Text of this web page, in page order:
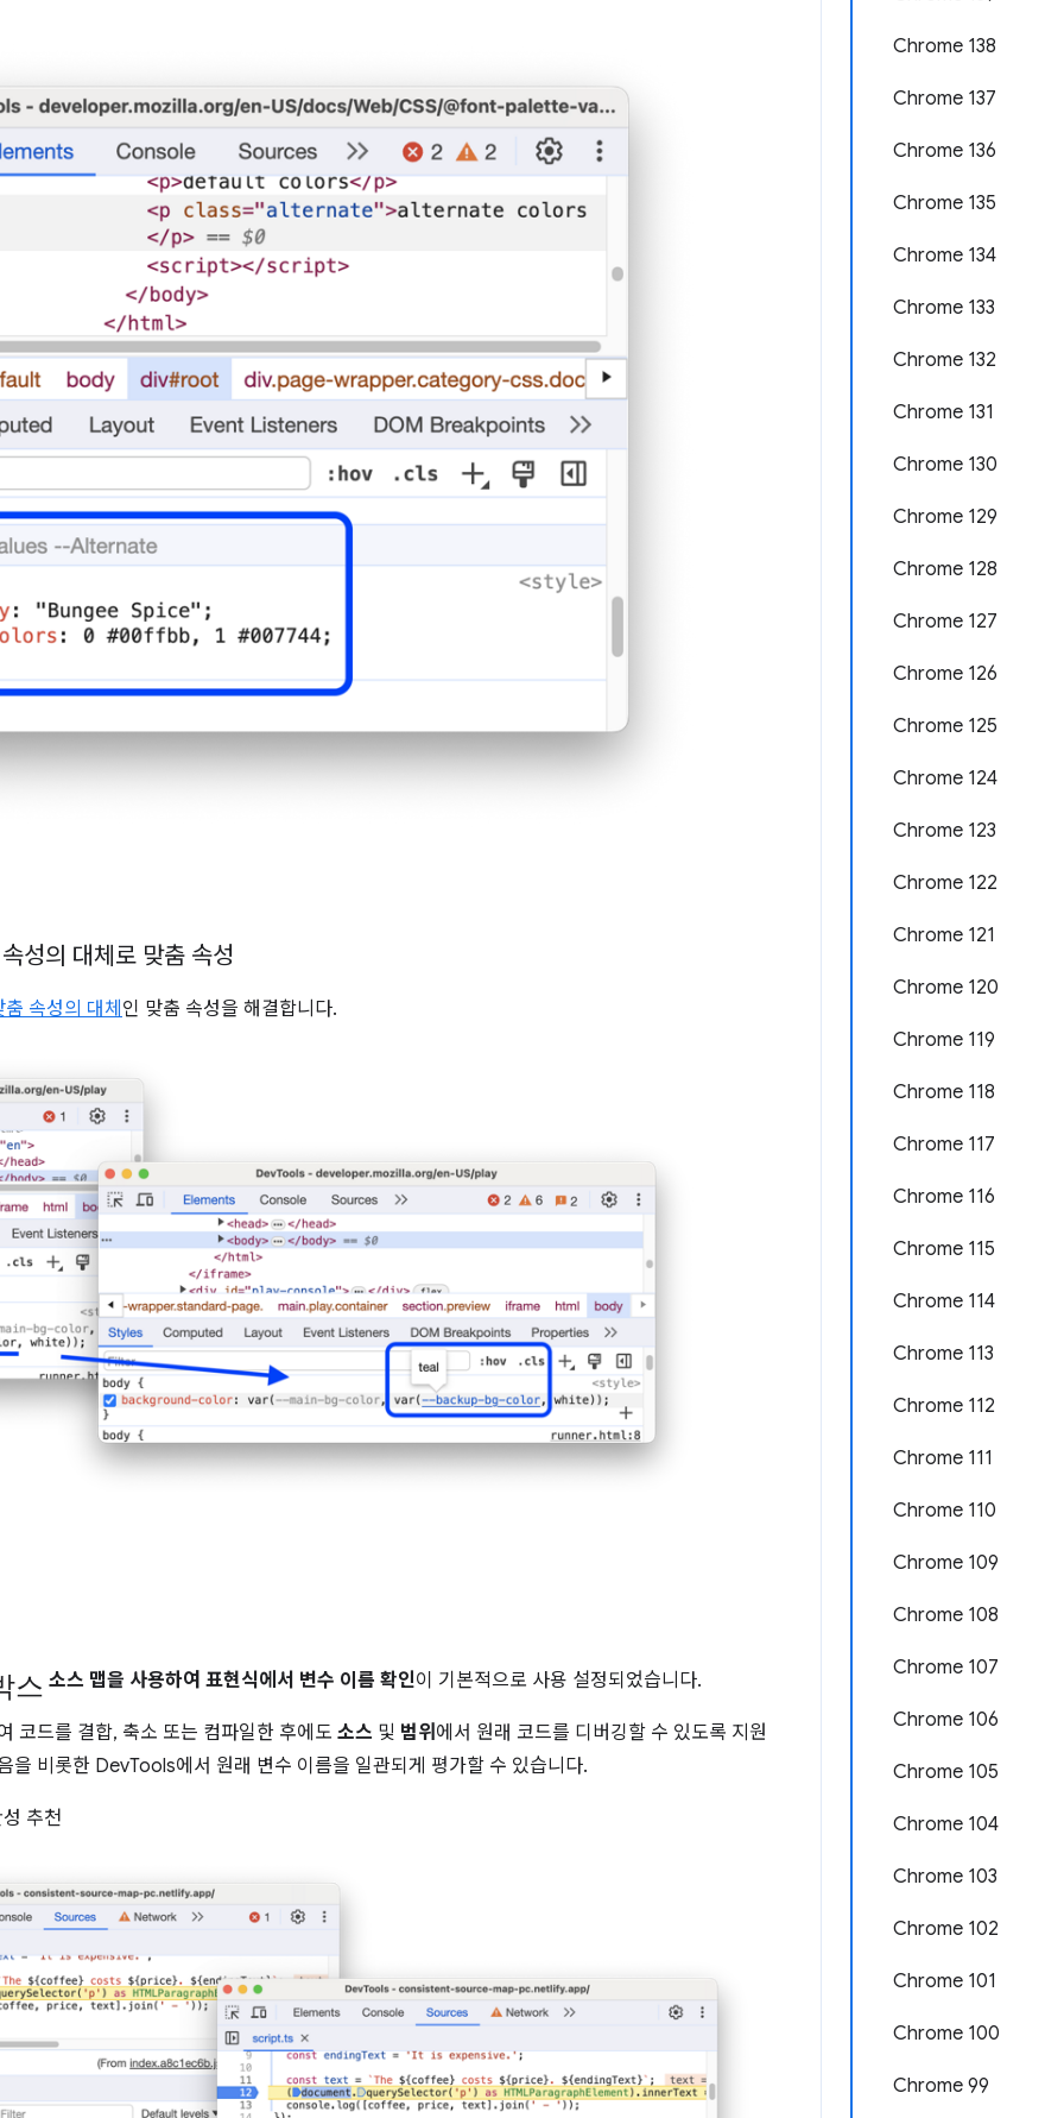
Chrome 138
Chrome 137
Chrome 136
Chrome 135
Chrome 134
Chrome 133
Chrome 132
Chrome 131
Chrome 130
Chrome 129
Chrome 128
Chrome 127
Chrome 126
Chrome 125
Chrome 124
Chrome 123
Chrome 122
Chrome 121
Chrome 120
Chrome 119
Chrome 118
Chrome 117
Chrome 116
Chrome 115
Chrome 114
Chrome 113
Chrome 112
Chrome 111
Chrome 110
Chrome 109
Chrome 108
Chrome 107
Chrome 106
Chrome 105
Chrome 104
Chrome 103
Chrome 102
Chrome 101
Chrome 100
Chrome 99
성의 대체로 맞춤 속성
속성의 대체 인 맞춤 속성을 해결합니다.
스 소스 맵을 사용하여 표현식에서 변수 이름 확인이 기본적으로 사용 설정되었습니다.
코드를 결합, 축소 또는 컴파일한 후에도 소스 및 범위 에서 원래 코드를 디버깅할 수 있도록 지원
을 비롯한 DevTools에서 원래 변수 이름을 일관되게 평가할 수 있습니다.
추천